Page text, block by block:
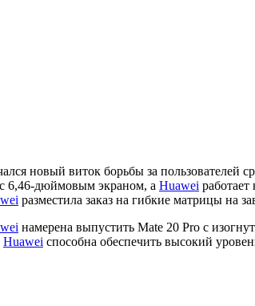
новый виток борьбы за пользователей
6,46-дюймовым экраном, а Huawei
разместила заказ на гибкие матрицы на
намерена выпустить Mate 20 Pro с
Huawei способна обеспечить высокий